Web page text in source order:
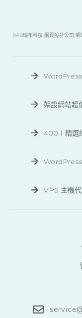
RAB瑞布科技 網頁設計公司
架設網站超
400＋精選
VPS 主機